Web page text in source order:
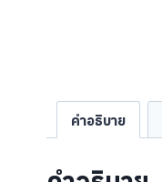
คำอธิบาย